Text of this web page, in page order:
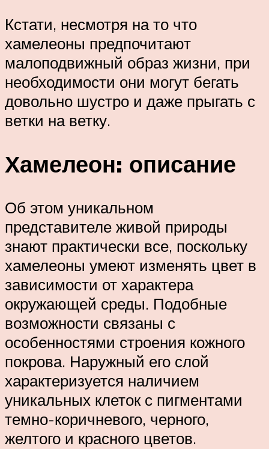
Кстати, несмотря на то что
хамелеоны предпочитают
малоподвижный образ жизни, при
необходимости они могут бегать
довольно шустро и даже прыгать с
ветки на ветку.
Хамелеон: описание
Об этом уникальном
представителе живой природы
знают практически все, поскольку
хамелеоны умеют изменять цвет в
зависимости от характера
окружающей среды. Подобные
возможности связаны с
особенностями строения кожного
покрова. Наружный его слой
характеризуется наличием
уникальных клеток с пигментами
темно-коричневого, черного,
желтого и красного цветов.